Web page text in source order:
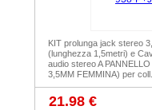
KIT prolunga jack stereo
(lunghezza 1,5metri) e
audio stereo A
3,5MM FEMMINA) per
21.98 €